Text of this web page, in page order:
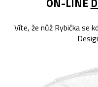
Víte, že nůž Rybička se